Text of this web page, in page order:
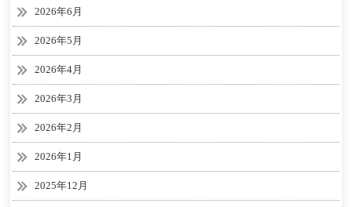
2026年6月
2026年5月
2026年4月
2026年3月
2026年2月
2026年1月
2025年12月